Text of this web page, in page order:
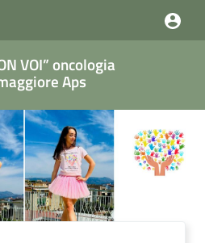
VOI” oncologia
Aps